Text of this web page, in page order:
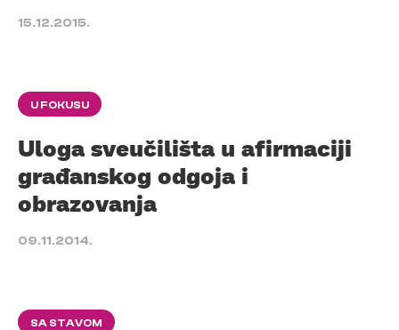
15.12.2015.
U FOKUSU
Uloga sveučilišta u afirmaciji
građanskog odgoja i
obrazovanja
09.11.2014.
SA STAVOM